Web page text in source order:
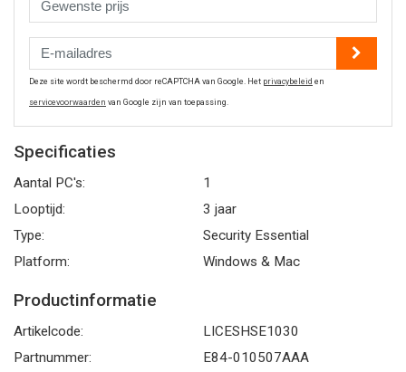
Deze site wordt beschermd door reCAPTCHA van Google. Het privacybeleid en
servicevoorwaarden van Google zijn van toepassing.
Specificaties
Aantal PC's:
1
Looptijd:
3 jaar
Type:
Security Essential
Platform:
Windows & Mac
Productinformatie
Artikelcode:
LICESHSE1030
Partnummer:
E84-010507AAA